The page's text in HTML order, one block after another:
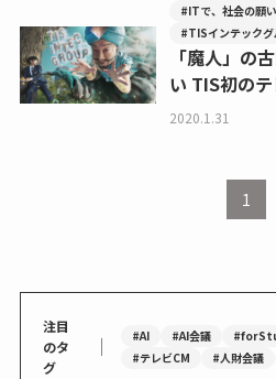
#ITで、社会の願
#TISインテックグ
「魔人」の
い TIS初の
2020.1.31
1
注目
のタ
グ
｜ #AI #AI会議
#テレビCM
#人財会議